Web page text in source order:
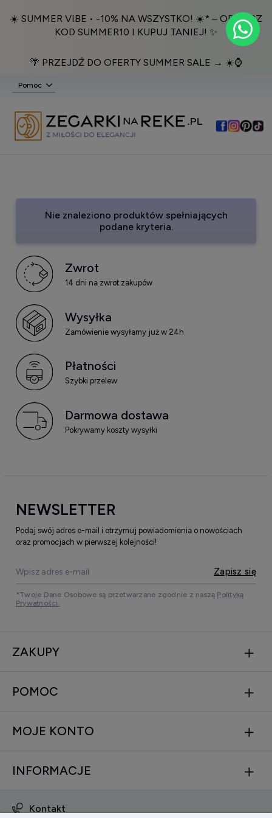
☀️ SUMMER VIBE • -10% NA WSZYSTKO! ☀️* – ODBIERZ
KOD SUMMER10 I KUPUJ TANIEJ! ✨
🌴 PRZEJDŹ DO OFERTY SUMMER SALE → ☀️⌚️
Pomoc
Nie znaleziono produktów spełniających
podane kryteria.
Zwrot
14 dni na zwrot zakupów
Wysyłka
Zamówienie wysyłamy już w 24h
Płatności
Szybki przelew
Darmowa dostawa
Pokrywamy koszty wysyłki
NEWSLETTER
Podaj swój adres e-mail i otrzymuj powiadomienia o nowościach
oraz promocjach w pierwszej kolejności!
Zapisz się
*Twoje Dane Osobowe są przetwarzane zgodnie z naszą Polityką
Prywatności.
ZAKUPY
POMOC
MOJE KONTO
INFORMACJE
Kontakt